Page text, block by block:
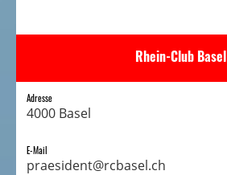
Rhein-Club Basel
Adresse
4000 Basel
E-Mail
praesident@rcbasel.ch